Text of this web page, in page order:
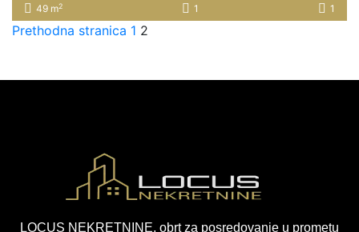
49 m2 1 1
Prethodna stranica 1 2
LOCUS NEKRETNINE, obrt za posredovanje u prometu